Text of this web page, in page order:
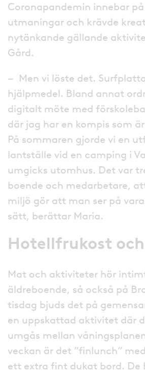
Coronapandemin innebar
utmaningar och krävde
nytänkande gällande
Gård.
– Men vi löste det.
hjälpmedel. Bland annat
digitalt möte med
där jag har en kompis som
På sommaren gjorde vi en
lantställe vid en camping i
umgicks utomhus. Det var
boende och medarbetare,
miljö gör att man ser på
sätt, berättar Maria.
Hotellfrukost
Mat och aktiviteter hör
äldreboende, så också på
tisdag bjuds det på
en uppskattad aktivitet där
umgås mellan
veckan är det ”finlunch”
ett extra fint dukat bord. De